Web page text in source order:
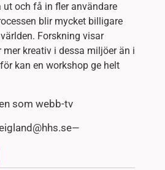
ut och få in fler användare
blir mycket billigare
Forskning visar
kreativ i dessa miljöer än i
kan en workshop ge helt
som webb-tv
—